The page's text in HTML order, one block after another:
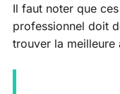
Il faut noter que
professionnel doit
trouver la meilleure